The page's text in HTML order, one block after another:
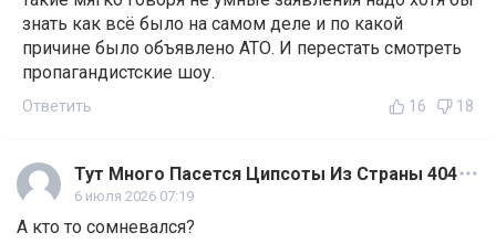
знать как всё было на самом деле и по какой
причине было объявлено АТО. И перестать смотреть
пропагандистские шоу.
Ответить 16 18
Тут Много Пасется Ципсоты Из Страны 404
6 июля 2026 07:19
А кто то сомневался?